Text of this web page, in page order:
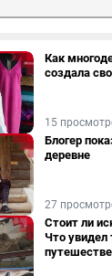
Как
создала
15
Блогер
деревне
27
Стоит ли
Что